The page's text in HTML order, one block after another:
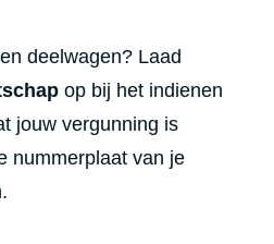
deelwagen? Laad
op bij het indienen
jouw vergunning is
nummerplaat van je